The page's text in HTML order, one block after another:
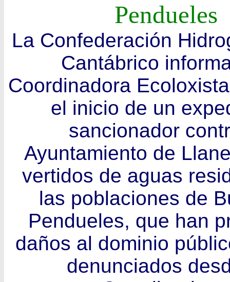
Pendueles
La Confederación
Cantábrico
Coordinadora
el inicio de un
sancionador
Ayuntamiento de
vertidos de aguas
las poblaciones de
Pendueles, que han
daños al dominio
denunciados